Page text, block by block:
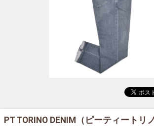
PT TORINO DENIM（ピーティートリ